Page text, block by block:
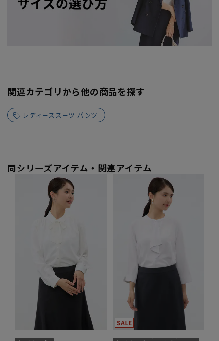
関連カテゴリから他の商品を探す
レディーススーツ パンツ
同シリーズアイテム・関連アイテム